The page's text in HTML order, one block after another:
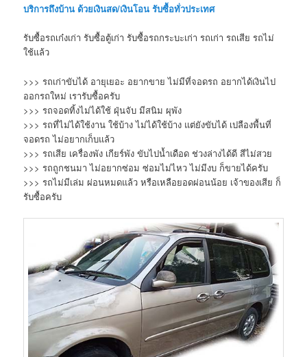
บริการถึงบ้าน ด้วยเงินสด/เงินโอน รับซื้อทั่วประเทศ
รับซื้อรถเก๋งเก่า รับซื้อตู้เก่า รับซื้อรถกระบะเก่า รถเก่า รถเสีย รถไม่
ใช้แล้ว
>>> รถเก่าขับได้ อายุเยอะ อยากขาย ไม่มีที่จอดรถ อยากได้เงินไป
ออกรถใหม่ เรารับซื้อครับ
>>> รถจอดทิ้งไม่ได้ใช้ ฝุ่นจับ มีสนิม ผุพัง
>>> รถที่ไม่ได้ใช้งาน ใช้บ้าง ไม่ได้ใช้บ้าง แต่ยังขับได้ เปลืองพื้นที่
จอดรถ ไม่อยากเก็บแล้ว
>>> รถเสีย เครื่องพัง เกียร์พัง ขับไปน้ำเดือด ช่วงล่างได้ดี สีไม่สวย
>>> รถถูกชนมา ไม่อยากซ่อม ซ่อมไม่ไหว ไม่มีงบ ก็ขายได้ครับ
>>> รถไม่มีเล่ม ผ่อนหมดแล้ว หรือเหลือยอดผ่อนน้อย เจ้าของเสีย ก็
รับซื้อครับ